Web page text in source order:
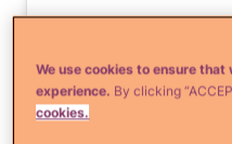
We use cookies to ensure that
experience. By clicking
cookies.